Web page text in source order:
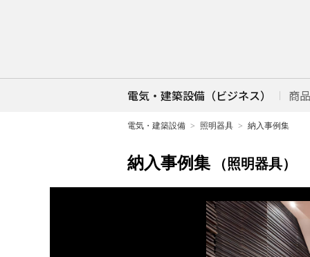
電気・建築設備（ビジネス） 商
電気・建築設備 照明器具 納入事例集
納入事例集 （照明器具）